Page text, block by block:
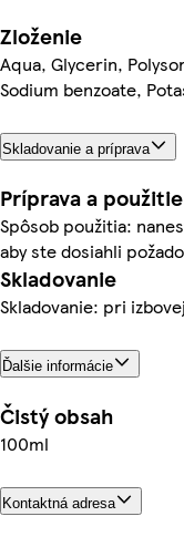
Zloženie
Aqua, Glycerin,
Sodium benzoate,
Skladovanie a príprava
Príprava a použitie
Spôsob použitia:
aby ste dosiahli
Skladovanie
Skladovanie: pri
Ďalšie informácie
Čistý obsah
100ml
Kontaktná adresa